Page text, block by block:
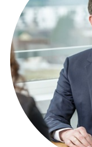
Aktivierung von
von Drittanbietern
Informationen
und